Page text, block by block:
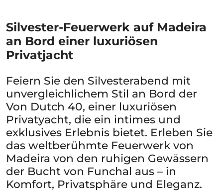
Silvester-Feuerwerk auf Madeira
an Bord einer luxuriösen
Privatjacht
Feiern Sie den Silvesterabend mit
unvergleichlichem Stil an Bord der
Von Dutch 40, einer luxuriösen
Privatyacht, die ein intimes und
exklusives Erlebnis bietet. Erleben Sie
das weltberühmte Feuerwerk von
Madeira von den ruhigen Gewässern
der Bucht von Funchal aus – in
Komfort, Privatsphäre und Eleganz.